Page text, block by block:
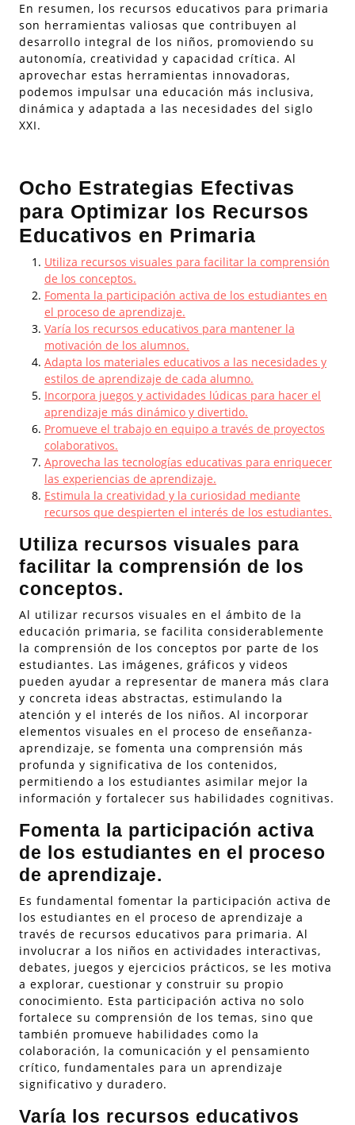
En resumen, los recursos educativos para primaria
son herramientas valiosas que contribuyen al
desarrollo integral de los niños, promoviendo su
autonomía, creatividad y capacidad crítica. Al
aprovechar estas herramientas innovadoras,
podemos impulsar una educación más inclusiva,
dinámica y adaptada a las necesidades del siglo
XXI.
Ocho Estrategias Efectivas
para Optimizar los Recursos
Educativos en Primaria
Utiliza recursos visuales para facilitar la comprensión
de los conceptos.
Fomenta la participación activa de los estudiantes en
el proceso de aprendizaje.
Varía los recursos educativos para mantener la
motivación de los alumnos.
Adapta los materiales educativos a las necesidades y
estilos de aprendizaje de cada alumno.
Incorpora juegos y actividades lúdicas para hacer el
aprendizaje más dinámico y divertido.
Promueve el trabajo en equipo a través de proyectos
colaborativos.
Aprovecha las tecnologías educativas para enriquecer
las experiencias de aprendizaje.
Estimula la creatividad y la curiosidad mediante
recursos que despierten el interés de los estudiantes.
Utiliza recursos visuales para
facilitar la comprensión de los
conceptos.
Al utilizar recursos visuales en el ámbito de la
educación primaria, se facilita considerablemente
la comprensión de los conceptos por parte de los
estudiantes. Las imágenes, gráficos y videos
pueden ayudar a representar de manera más clara
y concreta ideas abstractas, estimulando la
atención y el interés de los niños. Al incorporar
elementos visuales en el proceso de enseñanza-
aprendizaje, se fomenta una comprensión más
profunda y significativa de los contenidos,
permitiendo a los estudiantes asimilar mejor la
información y fortalecer sus habilidades cognitivas.
Fomenta la participación activa
de los estudiantes en el proceso
de aprendizaje.
Es fundamental fomentar la participación activa de
los estudiantes en el proceso de aprendizaje a
través de recursos educativos para primaria. Al
involucrar a los niños en actividades interactivas,
debates, juegos y ejercicios prácticos, se les motiva
a explorar, cuestionar y construir su propio
conocimiento. Esta participación activa no solo
fortalece su comprensión de los temas, sino que
también promueve habilidades como la
colaboración, la comunicación y el pensamiento
crítico, fundamentales para un aprendizaje
significativo y duradero.
Varía los recursos educativos